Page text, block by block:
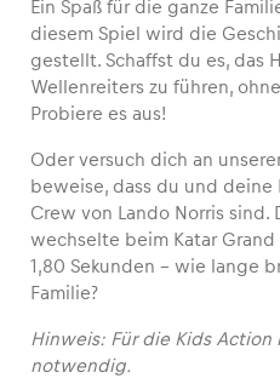
Fahrzeug
Ein Spaß für die ganze
diesem Spiel wird die
gestellt. Schaffst du es, das
Wellenreiters zu führen,
Probiere es aus!
Oder versuch dich an
beweise, dass du und deine
Crew von Lando Norris sind.
wechselte beim Katar
1,80 Sekunden – wie lange
Familie?
Hinweis: Für die Kids
notwendig.